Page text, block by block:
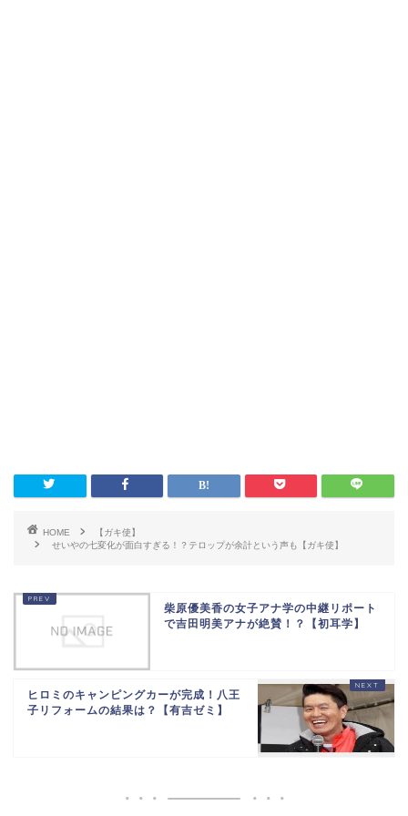
HOME
【ガキ使】
せいやの七変化が面白すぎる！？テロップが余計という声も【ガキ使】
柴原優美香の女子アナ学の中継リポート
で吉田明美アナが絶賛！？【初耳学】
ヒロミのキャンピングカーが完成！八王
子リフォームの結果は？【有吉ゼミ】